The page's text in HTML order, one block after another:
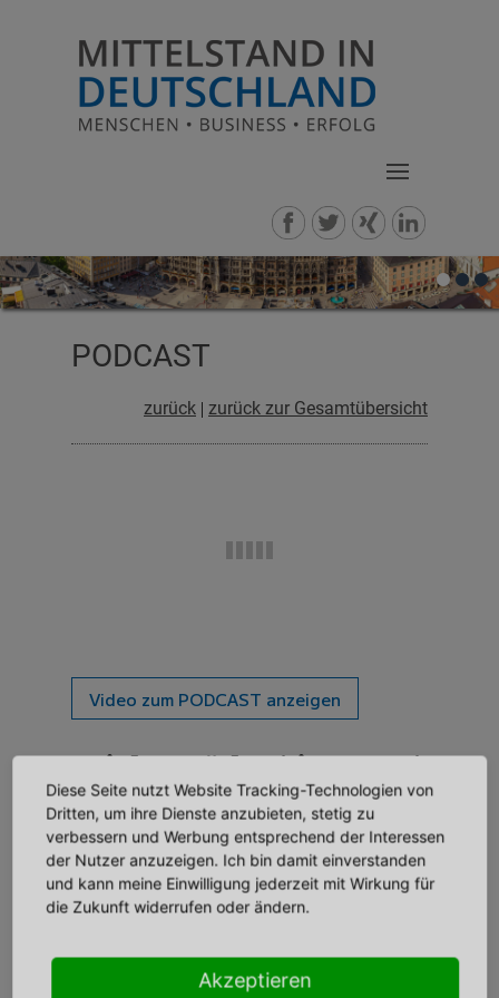
PODCAST
zurück | zurück zur Gesamtübersicht
Video zum PODCAST anzeigen
Mirko Röder | iS2 AG |
Warum elektronisch
unterschreiben?
Datum | 28.10.2021
Die elektronische Unterschrift ist spätestens
Diese Seite nutzt Website Tracking-Technologien von
Dritten, um ihre Dienste anzubieten, stetig zu
verbessern und Werbung entsprechend der Interessen
der Nutzer anzuzeigen. Ich bin damit einverstanden
und kann meine Einwilligung jederzeit mit Wirkung für
die Zukunft widerrufen oder ändern.
Akzeptieren